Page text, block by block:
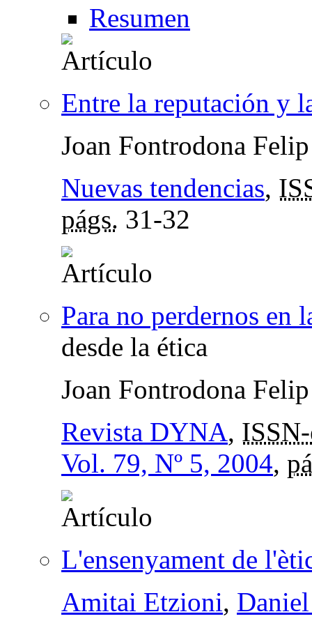
Resumen
Entre la reputación y
Joan Fontrodona Felip
Nuevas tendencias,
págs. 31-32
Para no perdernos en
desde la ética
Joan Fontrodona Felip
Revista DYNA,
Vol. 79, Nº 5, 2004,
L'ensenyament de
Amitai Etzioni,